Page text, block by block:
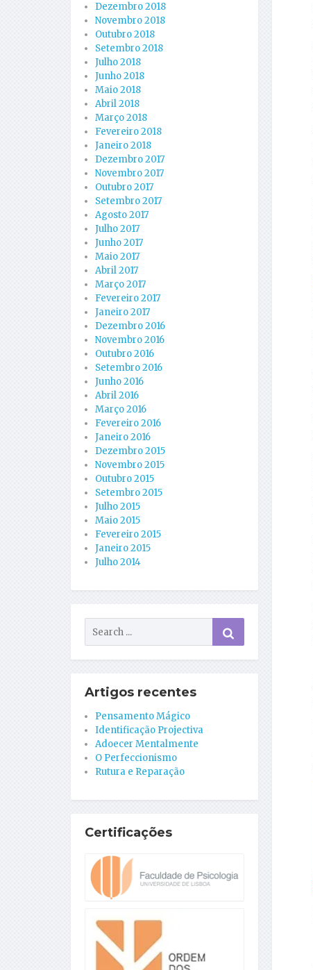
Dezembro 2018
Novembro 2018
Outubro 2018
Setembro 2018
Julho 2018
Junho 2018
Maio 2018
Abril 2018
Março 2018
Fevereiro 2018
Janeiro 2018
Dezembro 2017
Novembro 2017
Outubro 2017
Setembro 2017
Agosto 2017
Julho 2017
Junho 2017
Maio 2017
Abril 2017
Março 2017
Fevereiro 2017
Janeiro 2017
Dezembro 2016
Novembro 2016
Outubro 2016
Setembro 2016
Junho 2016
Abril 2016
Março 2016
Fevereiro 2016
Janeiro 2016
Dezembro 2015
Novembro 2015
Outubro 2015
Setembro 2015
Julho 2015
Maio 2015
Fevereiro 2015
Janeiro 2015
Julho 2014
Artigos recentes
Pensamento Mágico
Identificação Projectiva
Adoecer Mentalmente
O Perfeccionismo
Rutura e Reparação
Certificações